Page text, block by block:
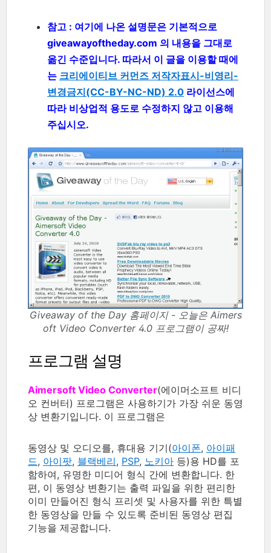
참고 : 여기에 나온 설명문은 기본적으로
giveawayoftheday.com 의 내용을 그대로
옮긴 수준입니다. 따라서 이 글을 이용할 때에
는 크리에이티브 커먼즈 저작자표시-비영리-
변경금지(CC-BY-NC-ND) 2.0 라이선스에
따라 비상업적 용도로 수정하지 않고 이용해
주십시오.
Giveaway of the Day 홈페이지 - 오늘은 Aimers
oft Video Converter 4.0 프로그램이 공짜!
프로그램 설명
Aimersoft Video Converter(에이머소프트 비디
오 컨버터) 프로그램은 사용하기가 가장 쉬운 동영
상 변환기입니다. 이 프로그램은
동영상 및 오디오를, 휴대용 기기(아이폰, 아이패
드, 아이팟, 블랙베리, PSP, 노키아 등)용 HD를 포
함하여, 유명한 미디어 형식 간에 변환합니다. 한
편, 이 동영상 변환기는 출력 파일을 위한 편리한
이미 만들어진 형식 프리셋 및 사용자를 위한 특별
한 동영상을 만들 수 있도록 준비된 동영상 편집
기능을 제공합니다.